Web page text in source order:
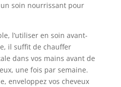
soin nourrissant pour
l’utiliser en soin avant-
il suffit de chauffer
dans vos mains avant de
une fois par semaine.
enveloppez vos cheveux